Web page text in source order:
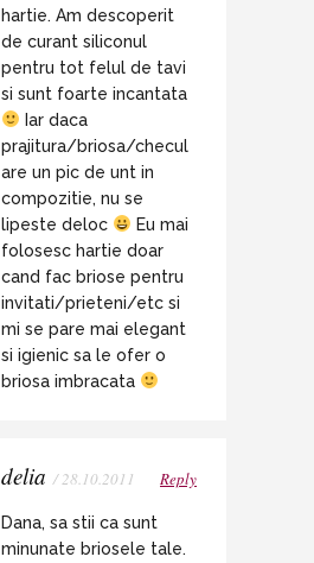
hartie. Am descoperit
de curant siliconul
pentru tot felul de tavi
si sunt foarte incantata
Iar daca
prajitura/briosa/checul
are un pic de unt in
compozitie, nu se
lipeste deloc
Eu mai
folosesc hartie doar
cand fac briose pentru
invitati/prieteni/etc si
mi se pare mai elegant
si igienic sa le ofer o
briosa imbracata
delia / 28.10.2011 Reply
Dana, sa stii ca sunt
minunate briosele tale.